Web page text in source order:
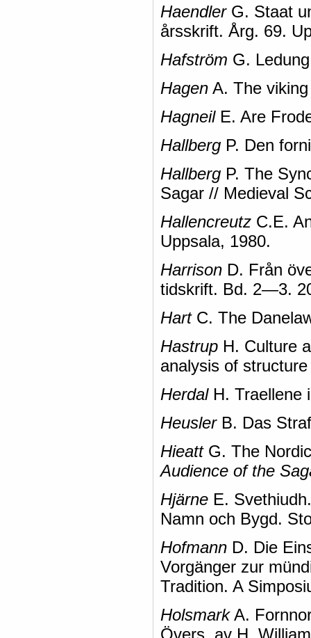
HaendlerG. Staat
årsskrift. Årg. 69.
Hafström G.
Hagen A. The
HagneilE. Are
Hallberg P. Den
Hallberg P. The
Sagar // Medieval
Hallencreutz С.E.
Uppsala, 1980.
Harrison D. Från
tidskrift. Bd. 2—3.
HartC. The
Hastrup H. Culture
analysis of
HerdalH. Traellene
HeuslerB. Das
HieattG. The
Audience of the
Hjärne E.
Namn och Bygd.
Hofmann D. Die
Vorgänger zur
Tradition. A
HolsmarkA.
Övers, av H.